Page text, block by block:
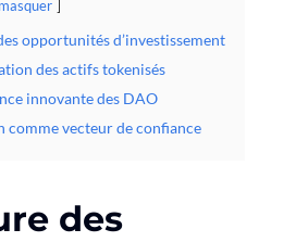
masquer
opportunités d’investissement
des actifs tokenisés
innovante des DAO
comme vecteur de confiance
des